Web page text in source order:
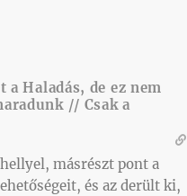
Haladás, de ez nem
// Csak a
másrészt pont a
és az derült ki,